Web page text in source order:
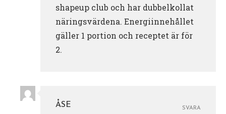
shapeup club och har dubbelkollat
näringsvärdena. Energiinnehållet
gäller 1 portion och receptet är för
2.
ÅSE
SVARA